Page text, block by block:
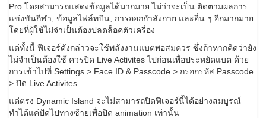
Pro โดยสามารถแสดงข้อมูลได้มากมาย ไม่ว่าจะเป็น ติดตามผลการ
แข่งขันกีฬา, ข้อมูลไฟล์ทบิน, การออกกำลังกาย และอื่น ๆ อีกมากมาย
โดยที่ผู้ใช้ไม่จำเป็นต้องปลดล็อคตัวเครื่อง
แต่ทั้งนี้ ฟีเจอร์ดังกล่าวจะใช้พลังงานแบตพอสมควร ซึ่งถ้าหากคิดว่ายัง
ไม่จำเป็นต้องใช้ ควรปิด Live Activites ไปก่อนเพื่อประหยัดแบต ด้วย
การเข้าไปที่ Settings > Face ID & Passcode > กรอกรหัส Passcode
> ปิด Live Activites
แต่ตรง Dynamic Island จะไม่สามารถปิดฟีเจอร์นี้ได้อย่างสมบูรณ์
ทำได้แค่ปัดไปทางซ้ายเพื่อปิด animation เท่านั้น